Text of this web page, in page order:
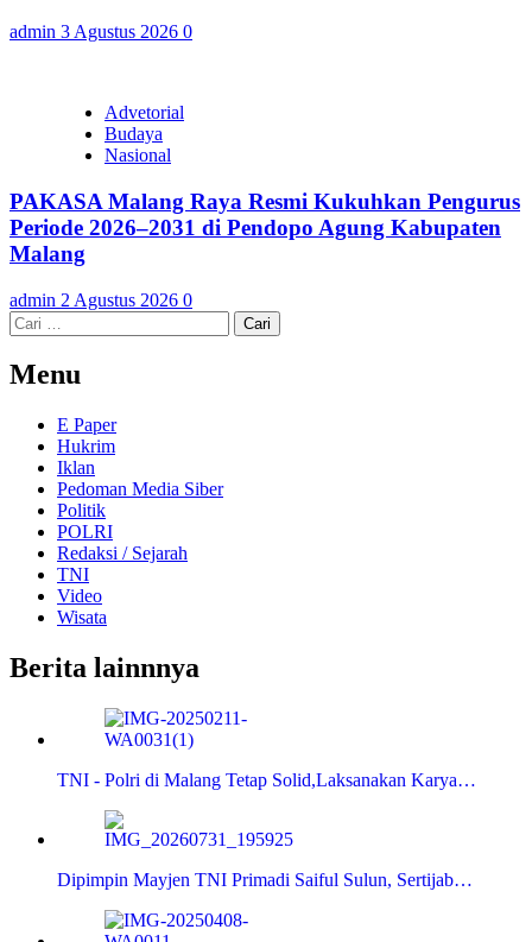
admin 3 Agustus 2026 0
Advetorial
Budaya
Nasional
PAKASA Malang Raya Resmi Kukuhkan Pengurus
Periode 2026–2031 di Pendopo Agung Kabupaten
Malang
admin 2 Agustus 2026 0
Cari
untuk:
Menu
E Paper
Hukrim
Iklan
Pedoman Media Siber
Politik
POLRI
Redaksi / Sejarah
TNI
Video
Wisata
Berita lainnnya
TNI - Polri di Malang Tetap Solid,Laksanakan Karya…
Dipimpin Mayjen TNI Primadi Saiful Sulun, Sertijab…